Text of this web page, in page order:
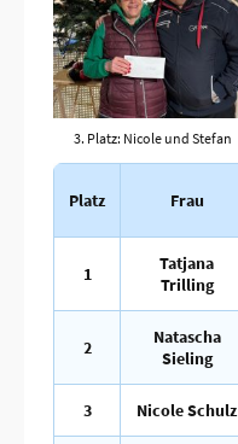
3. Platz: Nicole und Stefan
Platz Frau
1
Tatjana
Trilling
2
Natascha
Sieling
3 Nicole Schulz